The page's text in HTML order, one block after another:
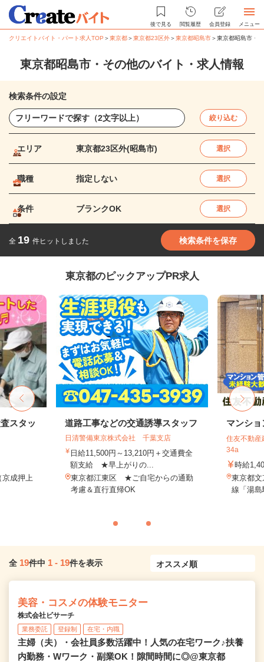
後で見る 閲覧履歴 会員登録 メニュー
クリエイトバイト・パート求人TOP ＞東京都＞東京都23区外＞東京都昭島市＞東京都昭島市・
東京都昭島市・その他のバイト・求人情報
検索条件の設定
絞り込む
エリア 東京都23区外(昭島市) 選択
職種 指定しない 選択
条件 ブランクOK 選択
全 19 件ヒットしました 検索条件を保存
東京都のピックアップPR求人
スタッ
京成押上
道路工事などの交通誘導スタッフ
日清警備東京株式会社 千葉支店
日給11,500円～13,210円＋交通費全
額支給 ★早上がりの...
東京都江東区 ★ご自宅からの通勤
考慮＆直行直帰OK
マンシ
住友不動産
34a
時給
東京都
線「湯
全 19件中 1 - 19件を表示
美容・コスメの体験モニター
株式会社ビサーチ
業務委託 登録制 在宅・内職
主婦（夫）・会社員多数活躍中！人気の在宅ワーク♪扶養
内勤務・Wワーク・副業OK！隙間時間に◎@東京都